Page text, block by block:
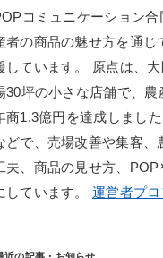
コミュニケーション
者の商品の魅せ方を通
しています。 原点は、
30坪の小さな店舗で、農
商1.3億円を達成しまし
どで、売場改善や集客
夫、商品の見せ方、
しています。運営者プ